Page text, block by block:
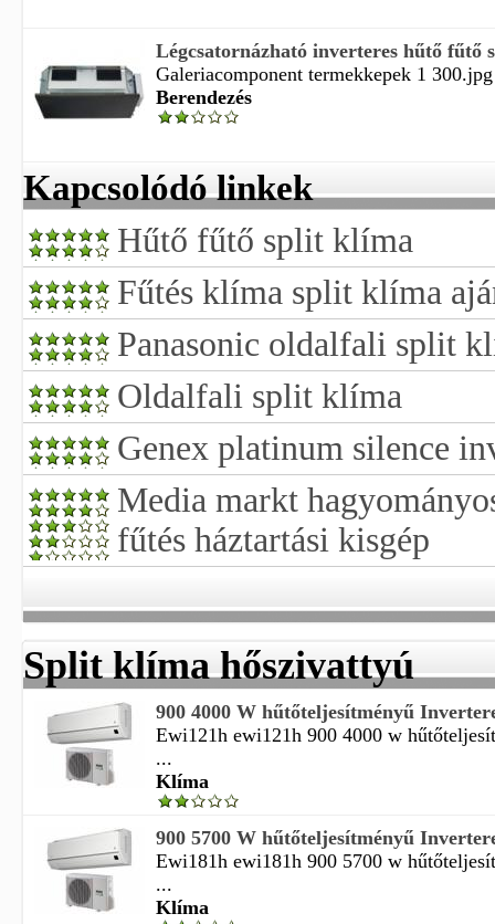
Légcsatornázható inverteres hűtő fűtő
Galeriacomponent termekkepek 1
Berendezés
Kapcsolódó linkek
Hűtő fűtő split klíma
Fűtés klíma split klíma
Panasonic oldalfali split
Oldalfali split klíma
Genex platinum silence
Media markt
fűtés háztartási kisgép
Split klíma hőszivattyú
900 4000 W hűtőteljesítményű
Ewi121h ewi121h 900 4000 w
...
Klíma
900 5700 W hűtőteljesítményű
Ewi181h ewi181h 900 5700 w
...
Klíma